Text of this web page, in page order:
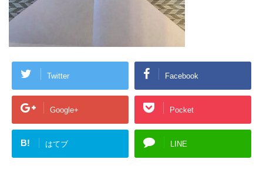
Twitter Facebook
Google+ Pocket
B! はてブ LINE